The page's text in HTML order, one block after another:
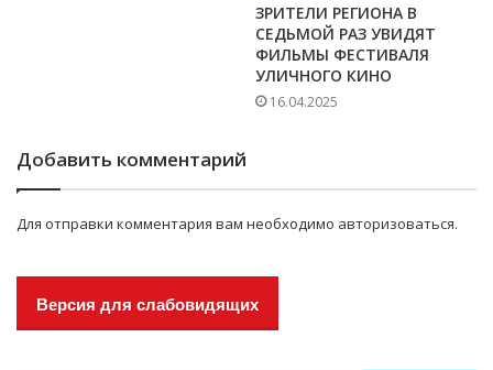
ЗРИТЕЛИ РЕГИОНА В
СЕДЬМОЙ РАЗ УВИДЯТ
ФИЛЬМЫ ФЕСТИВАЛЯ
УЛИЧНОГО КИНО
16.04.2025
Добавить комментарий
Для отправки комментария вам необходимо авторизоваться.
Версия для слабовидящих